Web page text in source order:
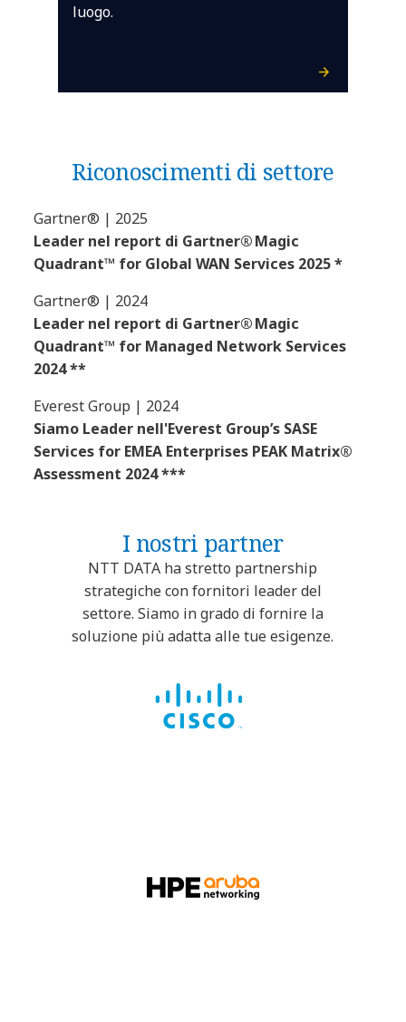
luogo.
Riconoscimenti di settore
Gartner® | 2025
Leader nel report di Gartner® Magic
Quadrant™ for Global WAN Services 2025 *
Gartner® | 2024
Leader nel report di Gartner® Magic
Quadrant™ for Managed Network Services
2024 **
Everest Group | 2024
Siamo Leader nell'Everest Group’s SASE
Services for EMEA Enterprises PEAK Matrix®
Assessment 2024 ***
I nostri partner
NTT DATA ha stretto partnership
strategiche con fornitori leader del
settore. Siamo in grado di fornire la
soluzione più adatta alle tue esigenze.